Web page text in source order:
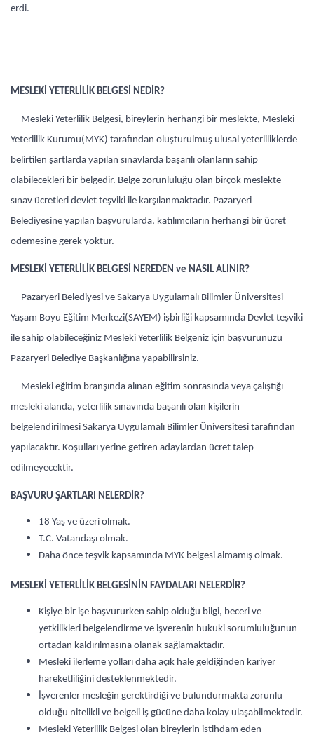
erdi.
MESLEKİ YETERLİLİK BELGESİ NEDİR?
Mesleki Yeterlilik Belgesi, bireylerin herhangi bir meslekte, Mesleki
Yeterlilik Kurumu(MYK) tarafından oluşturulmuş ulusal yeterliliklerde
belirtilen şartlarda yapılan sınavlarda başarılı olanların sahip
olabilecekleri bir belgedir. Belge zorunluluğu olan birçok meslekte
sınav ücretleri devlet teşviki ile karşılanmaktadır. Pazaryeri
Belediyesine yapılan başvurularda, katılımcıların herhangi bir ücret
ödemesine gerek yoktur.
MESLEKİ YETERLİLİK BELGESİ NEREDEN ve NASIL ALINIR?
Pazaryeri Belediyesi ve Sakarya Uygulamalı Bilimler Üniversitesi
Yaşam Boyu Eğitim Merkezi(SAYEM) işbirliği kapsamında Devlet teşviki
ile sahip olabileceğiniz Mesleki Yeterlilik Belgeniz için başvurunuzu
Pazaryeri Belediye Başkanlığına yapabilirsiniz.
Mesleki eğitim branşında alınan eğitim sonrasında veya çalıştığı
mesleki alanda, yeterlilik sınavında başarılı olan kişilerin
belgelendirilmesi Sakarya Uygulamalı Bilimler Üniversitesi tarafından
yapılacaktır. Koşulları yerine getiren adaylardan ücret talep
edilmeyecektir.
BAŞVURU ŞARTLARI NELERDİR?
18 Yaş ve üzeri olmak.
T.C. Vatandaşı olmak.
Daha önce teşvik kapsamında MYK belgesi almamış olmak.
MESLEKİ YETERLİLİK BELGESİNİN FAYDALARI NELERDİR?
Kişiye bir işe başvururken sahip olduğu bilgi, beceri ve
yetkilikleri belgelendirme ve işverenin hukuki sorumluluğunun
ortadan kaldırılmasına olanak sağlamaktadır.
Mesleki ilerleme yolları daha açık hale geldiğinden kariyer
hareketliliğini desteklenmektedir.
İşverenler mesleğin gerektirdiği ve bulundurmakta zorunlu
olduğu nitelikli ve belgeli iş gücüne daha kolay ulaşabilmektedir.
Mesleki Yeterlilik Belgesi olan bireylerin istihdam eden